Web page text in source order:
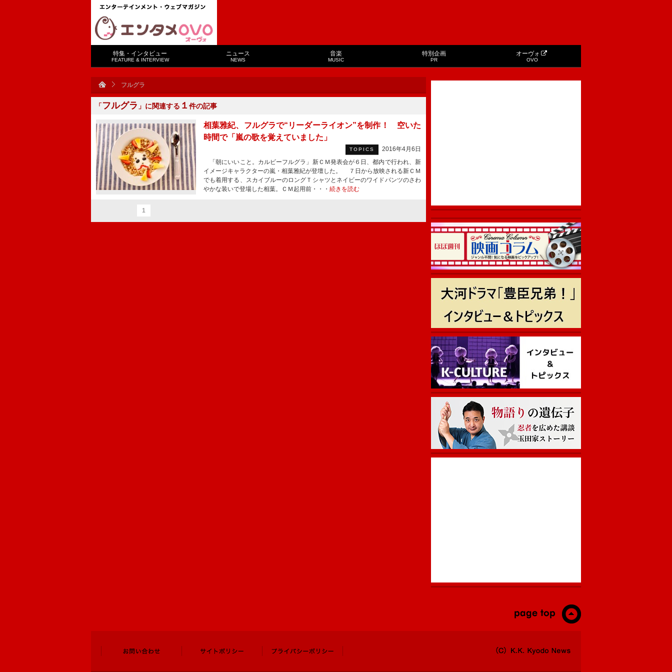
特集・インタビュー
FEATURE & INTERVIEW
ニュース
NEWS
音楽
MUSIC
特別企画
PR
オーヴォ
OVO
フルグラ
「フルグラ 」に関連する １ 件の記事
相葉雅紀、フルグラで“リーダーライオン”を制作！ 空いた
時間で「嵐の歌を覚えていました」
TOPICS
2016年4月6日
「朝にいいこと。カルビーフルグラ」新ＣＭ発表会が６日、都内で行われ、新
イメージキャラクターの嵐・相葉雅紀が登壇した。 ７日から放映される新ＣＭ
でも着用する、スカイブルーのロングＴシャツとネイビーのワイドパンツのさわ
やかな装いで登場した相葉。ＣＭ起用前・・・ 続きを読む
1